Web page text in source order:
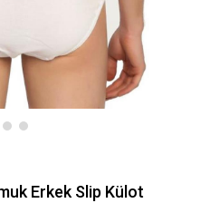
Erkek Slip Külot